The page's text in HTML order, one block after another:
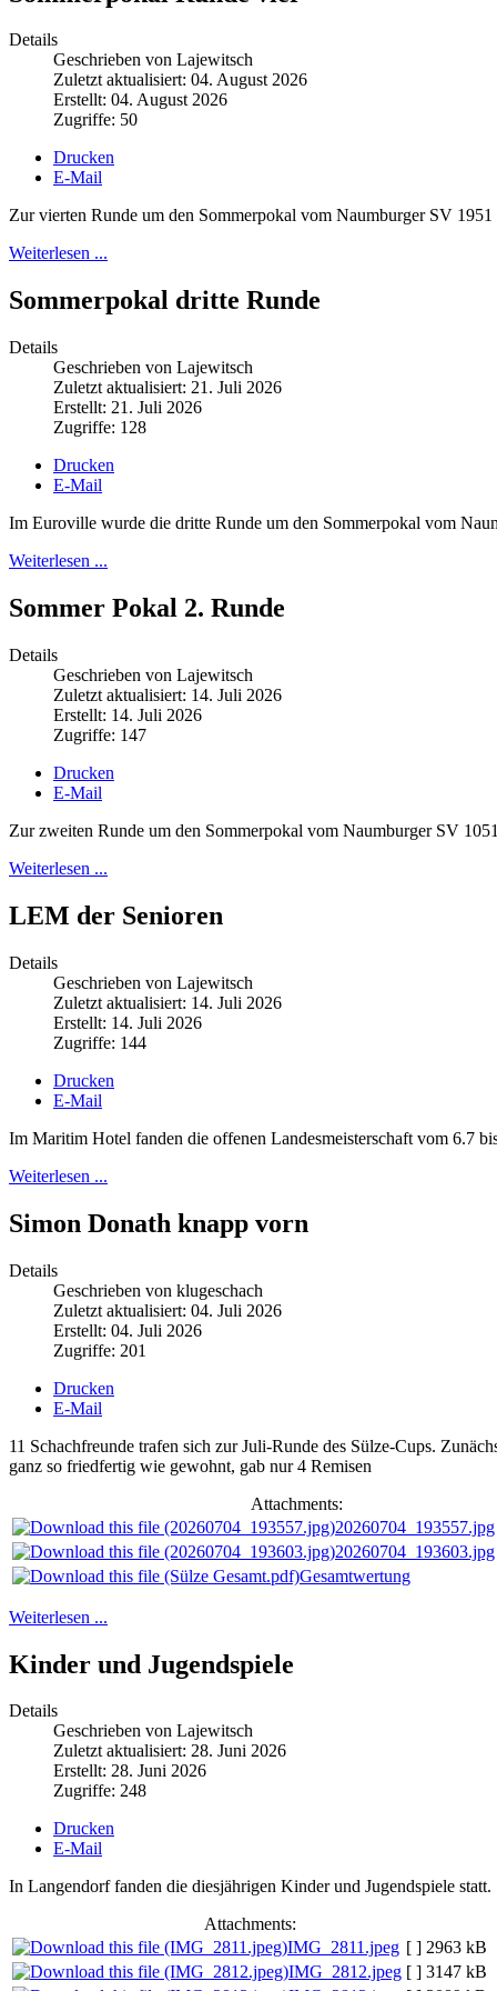
Details
Geschrieben von Lajewitsch
Zuletzt aktualisiert: 04. August 2026
Erstellt: 04. August 2026
Zugriffe: 50
Drucken
E-Mail
Zur vierten Runde um den Sommerpokal vom Naumburger SV
Weiterlesen ...
Sommerpokal dritte Runde
Details
Geschrieben von Lajewitsch
Zuletzt aktualisiert: 21. Juli 2026
Erstellt: 21. Juli 2026
Zugriffe: 128
Drucken
E-Mail
Im Euroville wurde die dritte Runde um den Sommerpokal vom
Weiterlesen ...
Sommer Pokal 2. Runde
Details
Geschrieben von Lajewitsch
Zuletzt aktualisiert: 14. Juli 2026
Erstellt: 14. Juli 2026
Zugriffe: 147
Drucken
E-Mail
Zur zweiten Runde um den Sommerpokal vom Naumburger SV
Weiterlesen ...
LEM der Senioren
Details
Geschrieben von Lajewitsch
Zuletzt aktualisiert: 14. Juli 2026
Erstellt: 14. Juli 2026
Zugriffe: 144
Drucken
E-Mail
Im Maritim Hotel fanden die offenen Landesmeisterschaft vom 6.7
Weiterlesen ...
Simon Donath knapp vorn
Details
Geschrieben von klugeschach
Zuletzt aktualisiert: 04. Juli 2026
Erstellt: 04. Juli 2026
Zugriffe: 201
Drucken
E-Mail
11 Schachfreunde trafen sich zur Juli-Runde des Sülze-Cups.
ganz so friedfertig wie gewohnt, gab nur 4 Remisen
Attachments:
20260704_193557.jpg
20260704_193603.jpg
Gesamtwertung
Weiterlesen ...
Kinder und Jugendspiele
Details
Geschrieben von Lajewitsch
Zuletzt aktualisiert: 28. Juni 2026
Erstellt: 28. Juni 2026
Zugriffe: 248
Drucken
E-Mail
In Langendorf fanden die diesjährigen Kinder und Jugendspiele statt.
Attachments:
IMG_2811.jpeg [ ] 2963 kB
IMG_2812.jpeg [ ] 3147 kB